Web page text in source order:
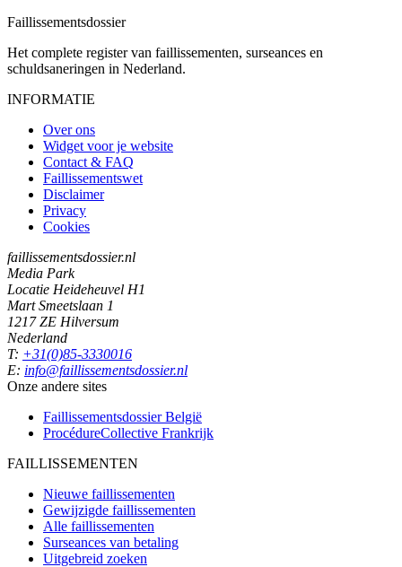
Faillissementsdossier
Het complete register van faillissementen, surseances en
schuldsaneringen in Nederland.
INFORMATIE
Over ons
Widget voor je website
Contact & FAQ
Faillissementswet
Disclaimer
Privacy
Cookies
faillissementsdossier.nl
Media Park
Locatie Heideheuvel H1
Mart Smeetslaan 1
1217 ZE Hilversum
Nederland
T: +31(0)85-3330016
E: info@faillissementsdossier.nl
Onze andere sites
Faillissementsdossier België
ProcédureCollective Frankrijk
FAILLISSEMENTEN
Nieuwe faillissementen
Gewijzigde faillissementen
Alle faillissementen
Surseances van betaling
Uitgebreid zoeken